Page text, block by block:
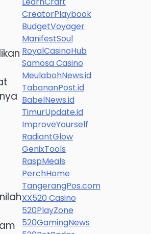
CreatorPlaybook
BudgetVoyager
ManifestSoul
RoyalCasinoHub
Samosa Casino
MeulabohNews.id
TabananPost.id
BabelNews.id
TimurUpdate.id
ImproveYourself
RadiantGlow
GenixTools
RaspMeals
PerchHome
TangerangPos.com
XX520 Casino
520PlayZone
520GamingNews